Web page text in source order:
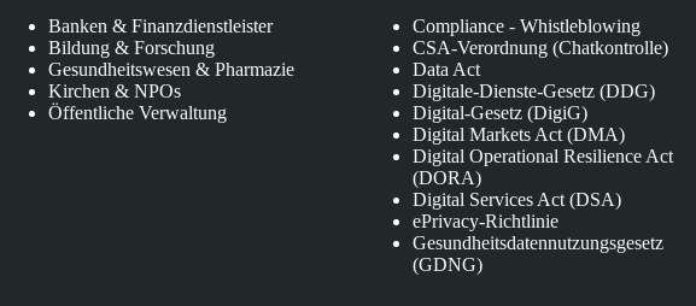
Banken & Finanzdienstleister
Bildung & Forschung
Gesundheitswesen & Pharmazie
Kirchen & NPOs
Öffentliche Verwaltung
Compliance - Whistleblowing
CSA-Verordnung (Chatkontrolle)
Data Act
Digitale-Dienste-Gesetz (DDG)
Digital-Gesetz (DigiG)
Digital Markets Act (DMA)
Digital Operational Resilience Act
(DORA)
Digital Services Act (DSA)
ePrivacy-Richtlinie
Gesundheitsdatennutzungsgesetz
(GDNG)